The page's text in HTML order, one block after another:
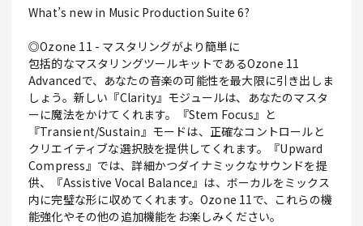
What’s new in Music Production Suite 6?
◎Ozone 11 - マスタリングがより簡単に
包括的なマスタリングツールキットであるOzone 11
Advancedで、あなたの音楽の可能性を最大限に引き出しま
しょう。新しい『Clarity』モジュールは、あなたのマスタ
ーに魔法をかけてくれます。『Stem Focus』と
『Transient/Sustain』モードは、正確なコントロールと
クリエイティブな選択肢を提供してくれます。『Upward
Compress』では、詳細かつダイナミックなサウンドを提
供、『Assistive Vocal Balance』は、ボーカルをミックス
内に完璧な形に収めてくれます。Ozone 11で、これらの機
能強化やその他の追加機能をお楽しみください。